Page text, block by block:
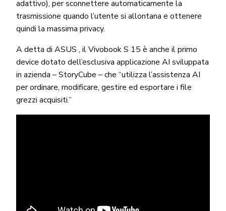
adattivo), per sconnettere automaticamente la
trasmissione quando l’utente si allontana e ottenere
quindi la massima privacy.
A detta di ASUS , il Vivobook S 15 è anche il primo
device dotato dell’esclusiva applicazione AI sviluppata
in azienda – StoryCube – che “utilizza l’assistenza AI
per ordinare, modificare, gestire ed esportare i file
grezzi acquisiti.”